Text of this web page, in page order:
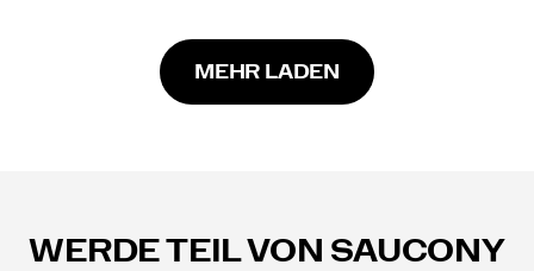
MEHR LADEN
WERDE TEIL VON SAUCONY